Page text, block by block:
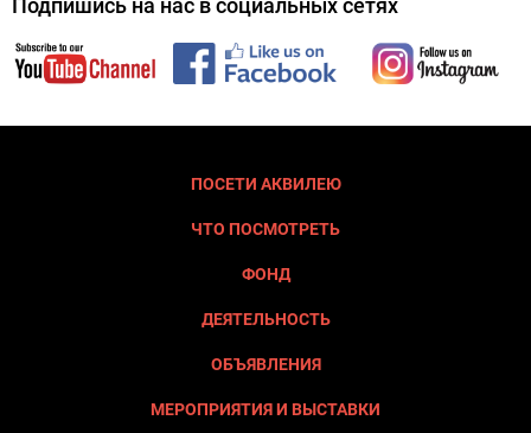
Подпишись на нас в социальных сетях
ПОСЕТИ АКВИЛЕЮ
ЧТО ПОСМОТРЕТЬ
ФОНД
ДЕЯТЕЛЬНОСТЬ
ОБЪЯВЛЕНИЯ
МЕРОПРИЯТИЯ И ВЫСТАВКИ